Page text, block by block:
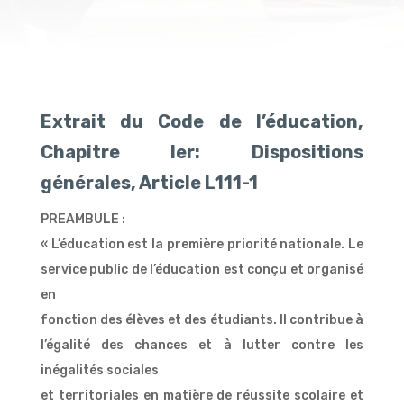
Extrait du Code de l’éducation,
Chapitre Ier: Dispositions
générales, Article L111-1
PREAMBULE :
« L’éducation est la première priorité nationale. Le
service public de l’éducation est conçu et organisé
en
fonction des élèves et des étudiants. Il contribue à
l’égalité des chances et à lutter contre les
inégalités sociales
et territoriales en matière de réussite scolaire et